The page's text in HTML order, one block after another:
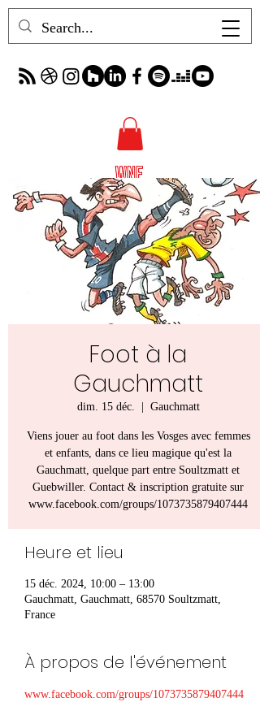
Foot à la
Gauchmatt
dim. 15 déc.
  |
Gauchmatt
Viens jouer au foot dans les Vosges avec femmes
et enfants, dans ce lieu magique qu'est la
Gauchmatt, quelque part entre Soultzmatt et
Guebwiller. Contact & inscription gratuite sur
www.facebook.com/groups/1073735879407444
Heure et lieu
15 déc. 2024, 10:00 – 13:00
Gauchmatt, Gauchmatt, 68570 Soultzmatt,
France
À propos de l'événement
www.facebook.com/groups/1073735879407444